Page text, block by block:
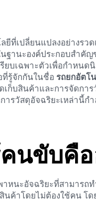
ยีที่เปลี่ยนแปลงอย่างรว
นฐานะองค์ประกอบสำคั
ยบเฉพาะตัวเพื่อกำหน
ที่รู้จักกันในชื่อ รถยกอัตโ
เก็บสินค้าและการจัดก
รวัสดุอัจฉริยะเหล่านี้ก
นขับคือ
หนะอัจฉริยะที่สามารถ
นค้าโดยไม่ต้องใช้คน โ